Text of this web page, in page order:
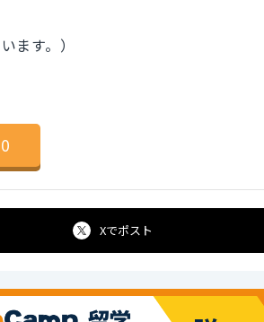
ます。）
0
Xでポスト